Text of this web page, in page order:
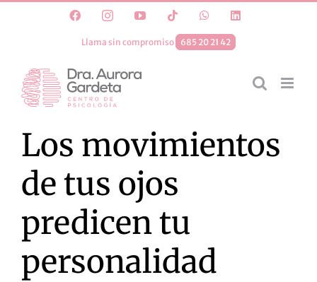
FacebookInstagramYouTube Tiktok WhatsApp
Llama sin compromiso 685 20 21 42
Los movimientos
de tus ojos
predicen tu
personalidad